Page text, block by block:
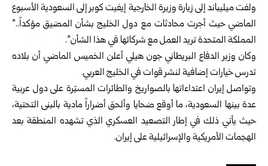
ولفت ميليباند إلى زيارة وزيرة الخارجية إيفيت كوبر إلى السعودية الأسبوع
الماضي حيث أجرت محادثات مع دول الخليج بشأن المضيق مؤكداً..”
المملكة المتحدة تريد العمل مع شركائها في هذا الشأن”.
وكان وزير الدفاع البريطاني جون هيلي أعلن الخميس الماضي أن بلاده
تدرس خيارات إضافية لنشر قوات في الخليج العربي.
وتواصل إيران اعتداءاتها بالصواريخ والطائرات المسيّرة على دول عربية
عدة بينها السعودية، ما أوقع ضحايا وألحق أضراراً مادية بالبنى التحتية،
حيث يأتي ذلك في إطار التصعيد العسكري الذي تشهده المنطقة بعد
الهجمات الأمريكية والإسرائيلية على إيران.